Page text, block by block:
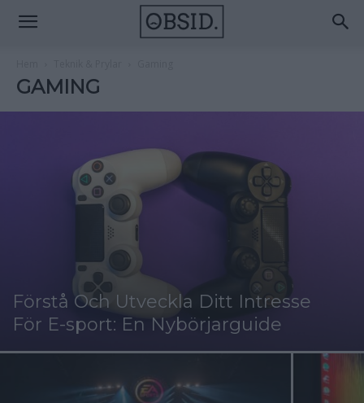
GAMING
Förstå Och Utveckla Ditt Intresse
För E-sport: En Nybörjarguide